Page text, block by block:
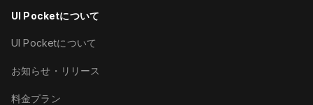
UI Pocketについて
UI Pocketについて
お知らせ・リリース
料金プラン